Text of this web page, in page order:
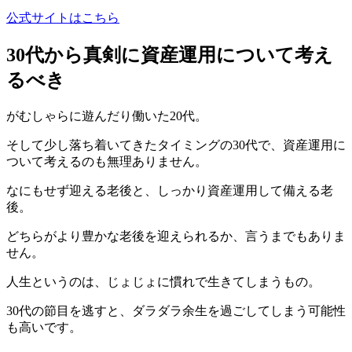
公式サイトはこちら
30代から真剣に資産運用について考え
るべき
がむしゃらに遊んだり働いた20代。
そして少し落ち着いてきたタイミングの30代で、資産運用に
ついて考えるのも無理ありません。
なにもせず迎える老後と、しっかり資産運用して備える老
後。
どちらがより豊かな老後を迎えられるか、言うまでもありま
せん。
人生というのは、じょじょに慣れで生きてしまうもの。
30代の節目を逃すと、ダラダラ余生を過ごしてしまう可能性
も高いです。